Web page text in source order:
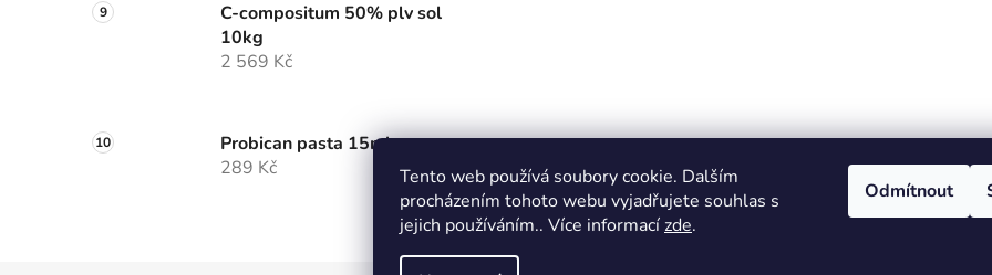
Tento web používá soubory cookie. Dalším
procházením tohoto webu vyjadřujete souhlas s
jejich používáním.. Více informacízde.
Odmítnout
C-compositum 50% plv sol
10kg
2 569 Kč
Probican pasta 15ml
289 Kč